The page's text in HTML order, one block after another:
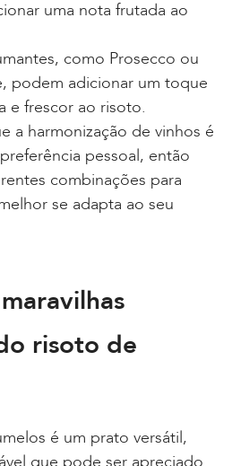
uma nota frutada ao
como Prosecco ou
podem adicionar um toque
e frescor ao risoto.
a harmonização de vinhos é
pessoal, então
combinações para
se adapta ao seu
risoto de
é um prato versátil,